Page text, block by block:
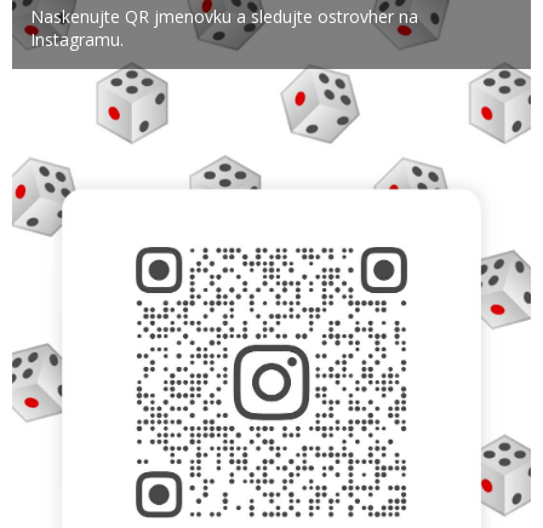
Naskenujte QR jmenovku a sledujte ostrovher na
Instagramu.